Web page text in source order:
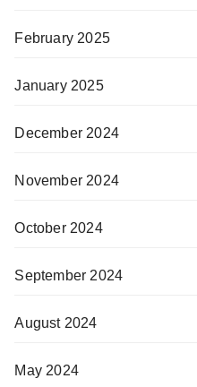
February 2025
January 2025
December 2024
November 2024
October 2024
September 2024
August 2024
May 2024